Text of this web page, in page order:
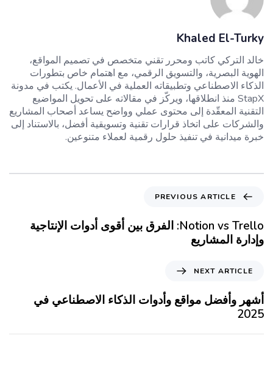
Khaled El-Turky
خالد التركي كاتب ومحرر تقني متخصص في تصميم المواقع،
الهوية البصرية، والتسويق الرقمي، مع اهتمام خاص بتطورات
الذكاء الاصطناعي وتطبيقاته العملية في الأعمال. يكتب في مدونة
StapX منذ انطلاقها، ويركّز في مقالاته على تحويل المواضيع
التقنية المعقّدة إلى محتوى عملي وواضح يساعد أصحاب المشاريع
والشركات على اتخاذ قرارات تقنية وتسويقية أفضل، بالاستناد إلى
خبرة ميدانية في تنفيذ حلول رقمية لعملاء متنوعين.
PREVIOUS ARTICLE
Notion vs Trello: الفرق بين أقوى أدوات الإنتاجية
وإدارة المشاريع
NEXT ARTICLE
أشهر وأفضل مواقع وأدوات الذكاء الاصطناعي في
2025